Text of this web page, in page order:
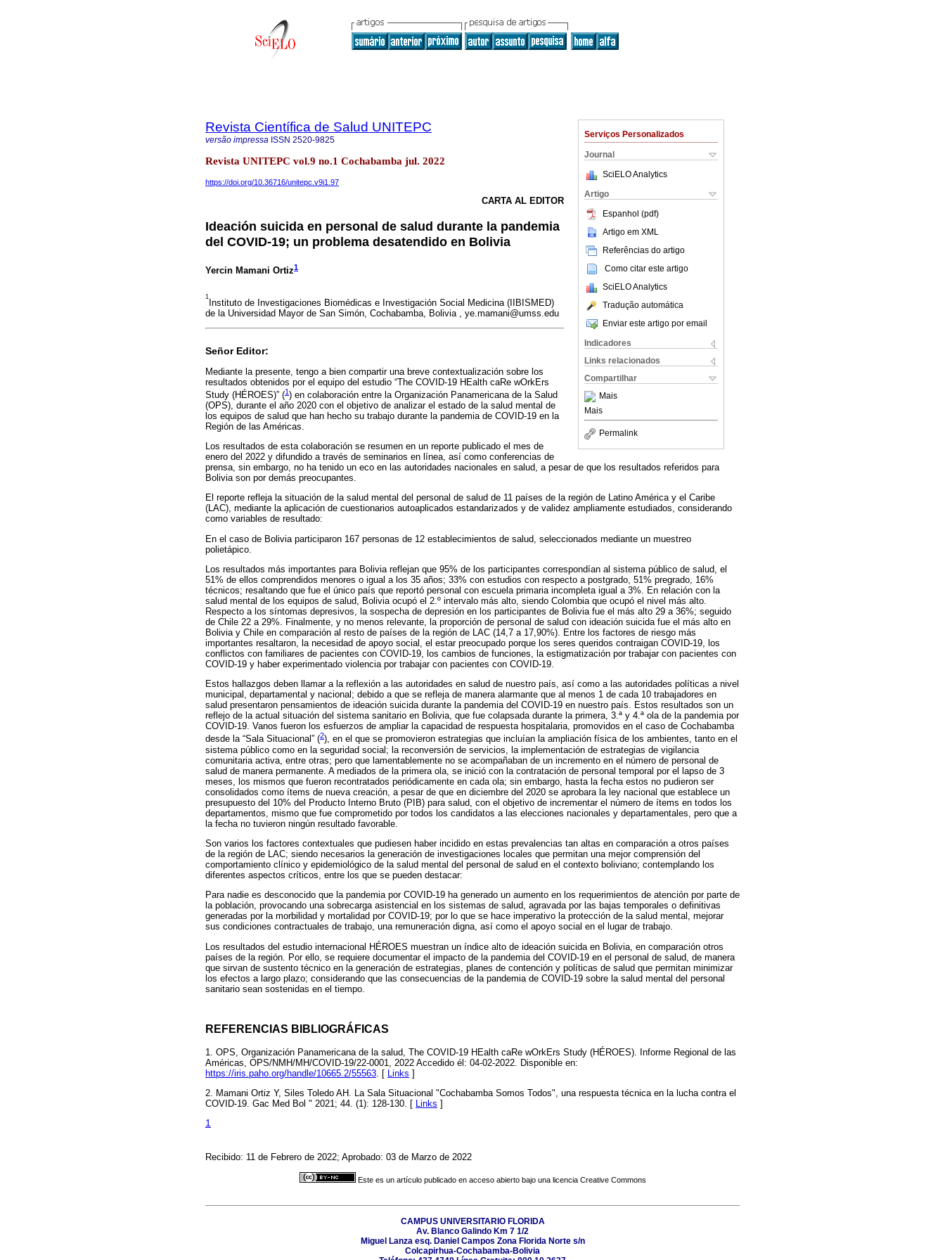
Serviços Personalizados
Journal
SciELO Analytics
Artigo
Espanhol (pdf)
Artigo em XML
Referências do artigo
Como citar este artigo
SciELO Analytics
Tradução automática
Enviar este artigo por email
Indicadores
Links relacionados
Compartilhar
Mais
Mais
Permalink
Revista Científica de Salud UNITEPC
versão impressa ISSN 2520-9825
Revista UNITEPC vol.9 no.1 Cochabamba jul. 2022
https://doi.org/10.36716/unitepc.v9i1.97
CARTA AL EDITOR
Ideación suicida en personal de salud durante la pandemia
del COVID-19; un problema desatendido en Bolivia
Yercin Mamani Ortiz1
1
Instituto de Investigaciones Biomédicas e Investigación Social Medicina (IIBISMED)
de la Universidad Mayor de San Simón, Cochabamba, Bolivia , ye.mamani@umss.edu
Señor Editor:
Mediante la presente, tengo a bien compartir una breve contextualización sobre los
resultados obtenidos por el equipo del estudio “The COVID-19 HEalth caRe wOrkErs
Study (HÉROES)” (1) en colaboración entre la Organización Panamericana de la Salud
(OPS), durante el año 2020 con el objetivo de analizar el estado de la salud mental de
los equipos de salud que han hecho su trabajo durante la pandemia de COVID-19 en la
Región de las Américas.
Los resultados de esta colaboración se resumen en un reporte publicado el mes de
enero del 2022 y difundido a través de seminarios en línea, así como conferencias de
prensa, sin embargo, no ha tenido un eco en las autoridades nacionales en salud, a pesar de que los resultados referidos para
Bolivia son por demás preocupantes.
El reporte refleja la situación de la salud mental del personal de salud de 11 países de la región de Latino América y el Caribe
(LAC), mediante la aplicación de cuestionarios autoaplicados estandarizados y de validez ampliamente estudiados, considerando
como variables de resultado:
En el caso de Bolivia participaron 167 personas de 12 establecimientos de salud, seleccionados mediante un muestreo
polietápico.
Los resultados más importantes para Bolivia reflejan que 95% de los participantes correspondían al sistema público de salud, el
51% de ellos comprendidos menores o igual a los 35 años; 33% con estudios con respecto a postgrado, 51% pregrado, 16%
técnicos; resaltando que fue el único país que reportó personal con escuela primaria incompleta igual a 3%. En relación con la
salud mental de los equipos de salud, Bolivia ocupó el 2.º intervalo más alto, siendo Colombia que ocupó el nivel más alto.
Respecto a los síntomas depresivos, la sospecha de depresión en los participantes de Bolivia fue el más alto 29 a 36%; seguido
de Chile 22 a 29%. Finalmente, y no menos relevante, la proporción de personal de salud con ideación suicida fue el más alto en
Bolivia y Chile en comparación al resto de países de la región de LAC (14,7 a 17,90%). Entre los factores de riesgo más
importantes resaltaron, la necesidad de apoyo social, el estar preocupado porque los seres queridos contraigan COVID-19, los
conflictos con familiares de pacientes con COVID-19, los cambios de funciones, la estigmatización por trabajar con pacientes con
COVID-19 y haber experimentado violencia por trabajar con pacientes con COVID-19.
Estos hallazgos deben llamar a la reflexión a las autoridades en salud de nuestro país, así como a las autoridades políticas a nivel
municipal, departamental y nacional; debido a que se refleja de manera alarmante que al menos 1 de cada 10 trabajadores en
salud presentaron pensamientos de ideación suicida durante la pandemia del COVID-19 en nuestro país. Estos resultados son un
reflejo de la actual situación del sistema sanitario en Bolivia, que fue colapsada durante la primera, 3.ª y 4.ª ola de la pandemia por
COVID-19. Vanos fueron los esfuerzos de ampliar la capacidad de respuesta hospitalaria, promovidos en el caso de Cochabamba
desde la “Sala Situacional” (2), en el que se promovieron estrategias que incluían la ampliación física de los ambientes, tanto en el
sistema público como en la seguridad social; la reconversión de servicios, la implementación de estrategias de vigilancia
comunitaria activa, entre otras; pero que lamentablemente no se acompañaban de un incremento en el número de personal de
salud de manera permanente. A mediados de la primera ola, se inició con la contratación de personal temporal por el lapso de 3
meses, los mismos que fueron recontratados periódicamente en cada ola; sin embargo, hasta la fecha estos no pudieron ser
consolidados como ítems de nueva creación, a pesar de que en diciembre del 2020 se aprobara la ley nacional que establece un
presupuesto del 10% del Producto Interno Bruto (PIB) para salud, con el objetivo de incrementar el número de ítems en todos los
departamentos, mismo que fue comprometido por todos los candidatos a las elecciones nacionales y departamentales, pero que a
la fecha no tuvieron ningún resultado favorable.
Son varios los factores contextuales que pudiesen haber incidido en estas prevalencias tan altas en comparación a otros países
de la región de LAC; siendo necesarios la generación de investigaciones locales que permitan una mejor comprensión del
comportamiento clínico y epidemiológico de la salud mental del personal de salud en el contexto boliviano; contemplando los
diferentes aspectos críticos, entre los que se pueden destacar:
Para nadie es desconocido que la pandemia por COVID-19 ha generado un aumento en los requerimientos de atención por parte de
la población, provocando una sobrecarga asistencial en los sistemas de salud, agravada por las bajas temporales o definitivas
generadas por la morbilidad y mortalidad por COVID-19; por lo que se hace imperativo la protección de la salud mental, mejorar
sus condiciones contractuales de trabajo, una remuneración digna, así como el apoyo social en el lugar de trabajo.
Los resultados del estudio internacional HÉROES muestran un índice alto de ideación suicida en Bolivia, en comparación otros
países de la región. Por ello, se requiere documentar el impacto de la pandemia del COVID-19 en el personal de salud, de manera
que sirvan de sustento técnico en la generación de estrategias, planes de contención y políticas de salud que permitan minimizar
los efectos a largo plazo; considerando que las consecuencias de la pandemia de COVID-19 sobre la salud mental del personal
sanitario sean sostenidas en el tiempo.
REFERENCIAS BIBLIOGRÁFICAS
1. OPS, Organización Panamericana de la salud, The COVID-19 HEalth caRe wOrkErs Study (HÉROES). Informe Regional de las
Américas, OPS/NMH/MH/COVID-19/22-0001, 2022 Accedido él: 04-02-2022. Disponible en:
https://iris.paho.org/handle/10665.2/55563 . [ Links ]
2. Mamani Ortiz Y, Siles Toledo AH. La Sala Situacional "Cochabamba Somos Todos", una respuesta técnica en la lucha contra el
COVID-19. Gac Med Bol " 2021; 44. (1): 128-130. [ Links ]
1
Recibido: 11 de Febrero de 2022; Aprobado: 03 de Marzo de 2022
Este es un artículo publicado en acceso abierto bajo una licencia Creative Commons
CAMPUS UNIVERSITARIO FLORIDA
Av. Blanco Galindo Km 7 1/2
Miguel Lanza esq. Daniel Campos Zona Florida Norte s/n
Colcapirhua-Cochabamba-Bolivia